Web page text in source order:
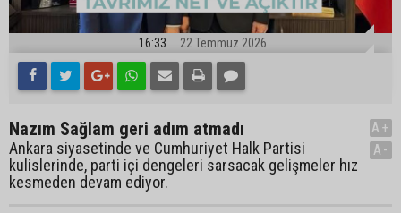
16:33 22 Temmuz 2026
Nazım Sağlam geri adım atmadı
Ankara siyasetinde ve Cumhuriyet Halk Partisi
kulislerinde, parti içi dengeleri sarsacak gelişmeler hız
kesmeden devam ediyor.
A+
A-